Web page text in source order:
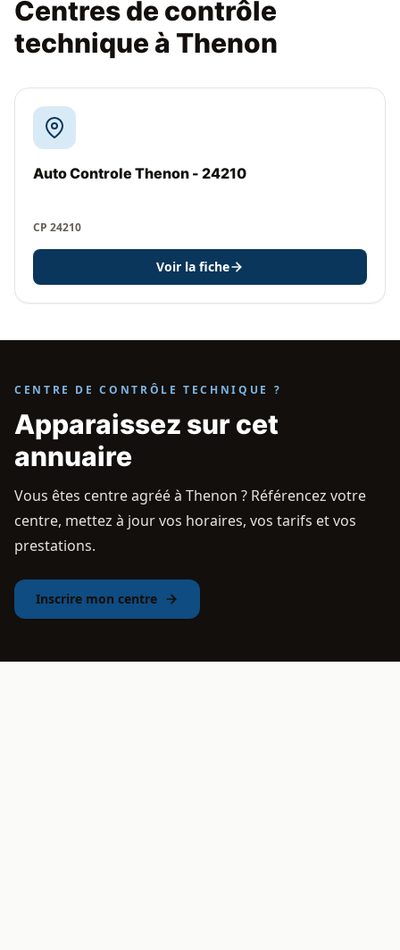
Centres de contrôle
technique à Thenon
Auto Controle Thenon - 24210
CP 24210
Voir la fiche
CENTRE DE CONTRÔLE TECHNIQUE ?
Apparaissez sur cet
annuaire
Vous êtes centre agréé à Thenon ? Référencez votre
centre, mettez à jour vos horaires, vos tarifs et vos
prestations.
Inscrire mon centre